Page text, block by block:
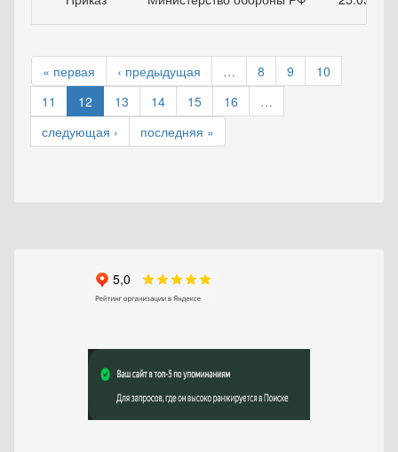
« первая ‹ предыдущая … 8 9
10
11
12 13 14 15 16
…
следующая ›
последняя »